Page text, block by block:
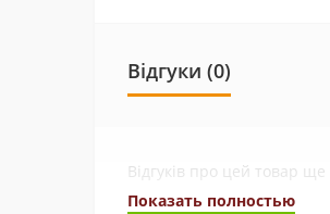
Відгуки (0)
Відгуків про цей товар ще
Показать полностью